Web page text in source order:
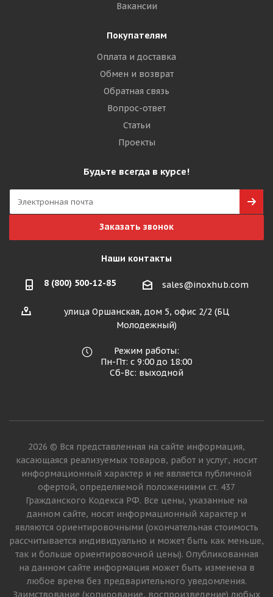
Вакансии
Покупателям
Оплата и доставка
Обмен и возврат
Обратная связь
Вопрос-ответ
Статьи
Проекты
Будьте всегда в курсе!
Заказать звонок
Наши контакты
8 (800) 500-12-85 sales@inoxhub.com
улица Оршанская, дом 5, офис 2/2 (БЦ
Молодежный)
Режим работы:
Пн-Пт: с 9:00 до 18:00
Сб-Вс: выходной
2026 © Вся представленная на сайте информация,
касающаяся реализуемых товаров, работ и услуг, носит
информационный характер и не является публичной
офертой, определяемой положениями ст. 437
Гражданского Кодекса РФ. Все цены, указанные на
данном сайте, носят информационный характер и
являются ориентировочными (окончательная стоимость
рассчитывается индивидуально и может быть как меньше,
так и больше ориентировочной цены). Опубликованная
на данном сайте информация может быть изменена в
любое время без предварительного уведомления.
Заимствование (копирование, воспроизведение) любых